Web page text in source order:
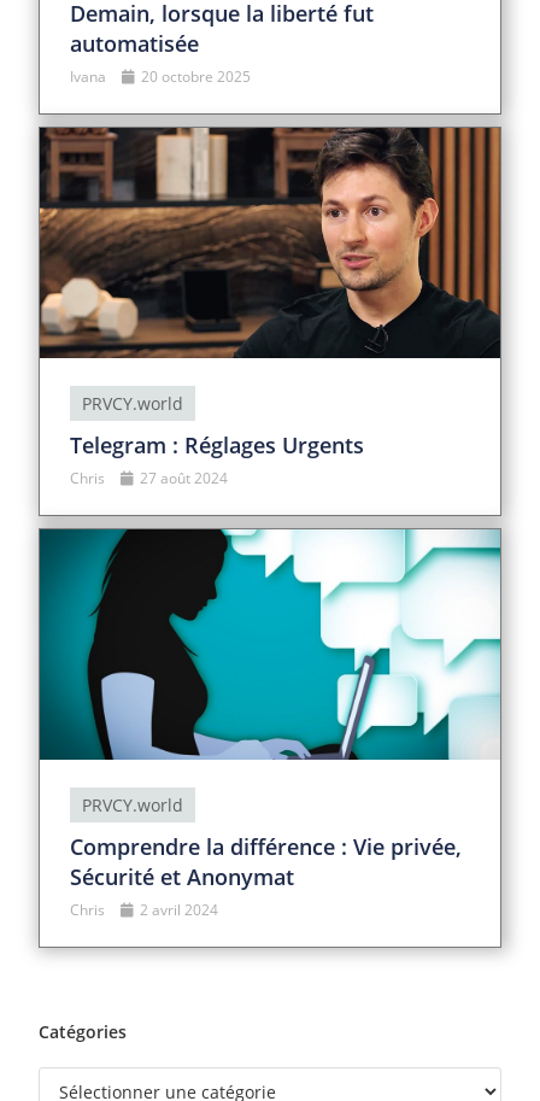
Demain, lorsque la liberté fut
automatisée
Ivana 20 octobre 2025
PRVCY.world
Telegram : Réglages Urgents
Chris 27 août 2024
PRVCY.world
Comprendre la différence : Vie privée,
Sécurité et Anonymat
Chris 2 avril 2024
Catégories